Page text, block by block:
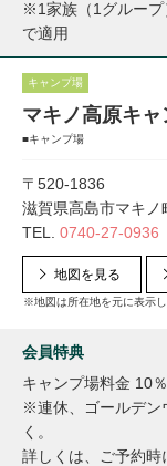
※1家族（1グループ
で適用
キャンプ場
マキノ高原キャ
■キャンプ場
〒520-1836
滋賀県高島市マキノ
TEL. 0740-27-0936
地図を見る
※地図は所在地を元に表示し
会員特典
キャンプ場料金 10
※連休、ゴールデン
く。
詳しくは、ご予約時